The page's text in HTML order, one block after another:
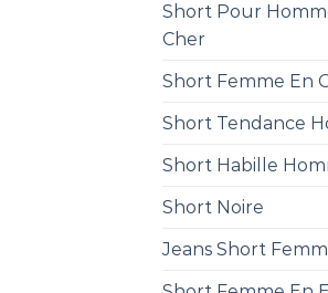
Short Pour
Cher
Short Femme En
Short Tendance
Short Habille
Short Noire
Jeans Short